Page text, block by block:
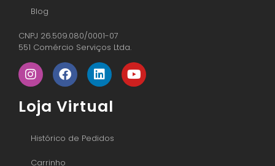
Blog
CNPJ 26.509.080/0001-07
551 Comércio Serviços Ltda.
Loja Virtual
Histórico de Pedidos
Carrinho